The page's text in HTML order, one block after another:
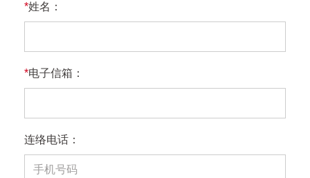
*姓名：
*电子信箱：
连络电话：